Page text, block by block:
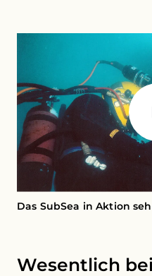
Das SubSea in Aktion
Wesentlich